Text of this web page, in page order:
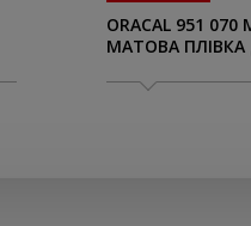
ORACAL 951 070
МАТОВА